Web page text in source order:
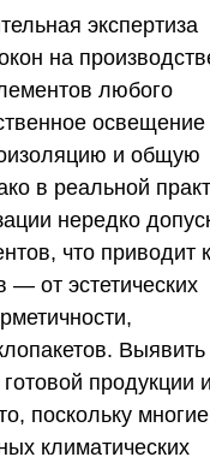
любого
освещение
и общую
в реальной
нередко
что приводит к
от эстетических
Выявить
продукции
поскольку
климатических